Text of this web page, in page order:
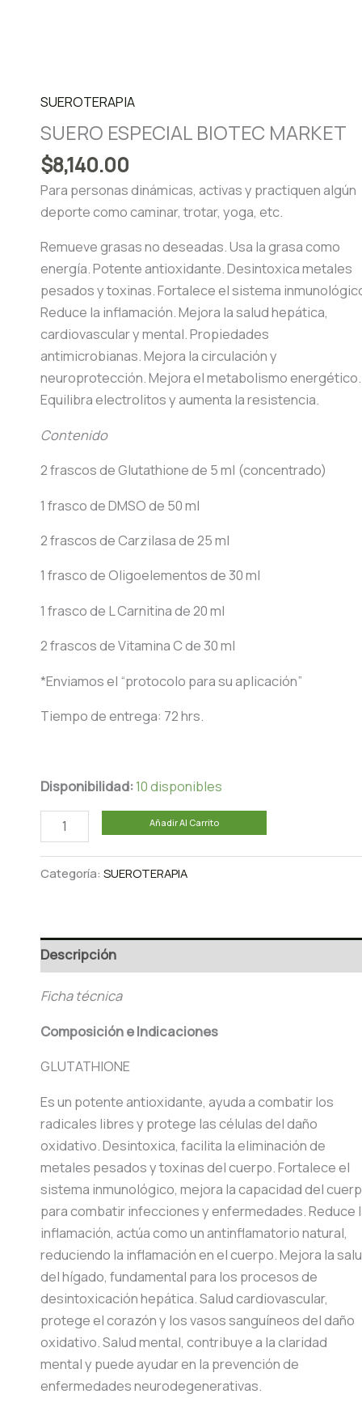
SUEROTERAPIA
SUERO ESPECIAL BIOTEC MARKET
$8,140.00
Para personas dinámicas, activas y practiquen algún
deporte como caminar, trotar, yoga, etc.
Remueve grasas no deseadas. Usa la grasa como
energía. Potente antioxidante. Desintoxica metales
pesados y toxinas. Fortalece el sistema
Reduce la inflamación. Mejora la salud hepática,
cardiovascular y mental. Propiedades
antimicrobianas. Mejora la circulación y
neuroprotección. Mejora el metabolismo energético.
Equilibra electrolitos y aumenta la resistencia.
Contenido
2 frascos de Glutathione de 5 ml (concentrado)
1 frasco de DMSO de 50 ml
2 frascos de Carzilasa de 25 ml
1 frasco de Oligoelementos de 30 ml
1 frasco de L Carnitina de 20 ml
2 frascos de Vitamina C de 30 ml
*Enviamos el “protocolo para su aplicación”
Tiempo de entrega: 72 hrs.
Disponibilidad:10 disponibles
SUERO
ESPECIAL
MARKET
Añadir Al Carrito
Categoría: SUEROTERAPIA
Descripción
Ficha técnica
Composición e Indicaciones
GLUTATHIONE
Es un potente antioxidante, ayuda a combatir los
radicales libres y protege las células del daño
oxidativo. Desintoxica, facilita la eliminación de
metales pesados y toxinas del cuerpo. Fortalece el
sistema inmunológico, mejora la capacidad del
para combatir infecciones y enfermedades. Reduce
inflamación, actúa como un antinflamatorio natural,
reduciendo la inflamación en el cuerpo. Mejora la
del hígado, fundamental para los procesos de
desintoxicación hepática. Salud cardiovascular,
protege el corazón y los vasos sanguíneos del daño
oxidativo. Salud mental, contribuye a la claridad
mental y puede ayudar en la prevención de
enfermedades neurodegenerativas.